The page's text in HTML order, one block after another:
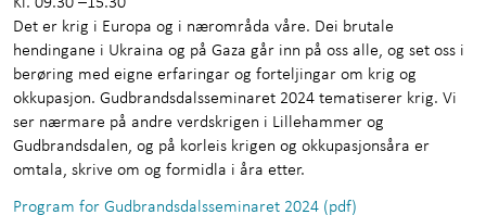
Det er krig i Europa og i nærområda våre. Dei brutale
hendingane i Ukraina og på Gaza går inn på oss alle, og set oss i
berøring med eigne erfaringar og forteljingar om krig og
okkupasjon. Gudbrandsdalsseminaret 2024 tematiserer krig. Vi
ser nærmare på andre verdskrigen i Lillehammer og
Gudbrandsdalen, og på korleis krigen og okkupasjonsåra er
omtala, skrive om og formidla i åra etter.
Program for Gudbrandsdalsseminaret 2024 (pdf)